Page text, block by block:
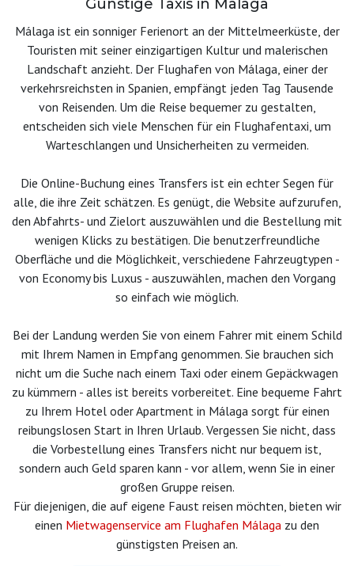
Günstige Taxis in Malaga
Málaga ist ein sonniger Ferienort an der Mittelmeerküste, der
Touristen mit seiner einzigartigen Kultur und malerischen
Landschaft anzieht. Der Flughafen von Málaga, einer der
verkehrsreichsten in Spanien, empfängt jeden Tag Tausende
von Reisenden. Um die Reise bequemer zu gestalten,
entscheiden sich viele Menschen für ein Flughafentaxi, um
Warteschlangen und Unsicherheiten zu vermeiden.
Die Online-Buchung eines Transfers ist ein echter Segen für
alle, die ihre Zeit schätzen. Es genügt, die Website aufzurufen,
den Abfahrts- und Zielort auszuwählen und die Bestellung mit
wenigen Klicks zu bestätigen. Die benutzerfreundliche
Oberfläche und die Möglichkeit, verschiedene Fahrzeugtypen -
von Economy bis Luxus - auszuwählen, machen den Vorgang
so einfach wie möglich.
Bei der Landung werden Sie von einem Fahrer mit einem Schild
mit Ihrem Namen in Empfang genommen. Sie brauchen sich
nicht um die Suche nach einem Taxi oder einem Gepäckwagen
zu kümmern - alles ist bereits vorbereitet. Eine bequeme Fahrt
zu Ihrem Hotel oder Apartment in Málaga sorgt für einen
reibungslosen Start in Ihren Urlaub. Vergessen Sie nicht, dass
die Vorbestellung eines Transfers nicht nur bequem ist,
sondern auch Geld sparen kann - vor allem, wenn Sie in einer
großen Gruppe reisen.
Für diejenigen, die auf eigene Faust reisen möchten, bieten wir
einen Mietwagenservice am Flughafen Málaga zu den
günstigsten Preisen an.